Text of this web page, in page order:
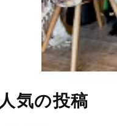
人気の投稿